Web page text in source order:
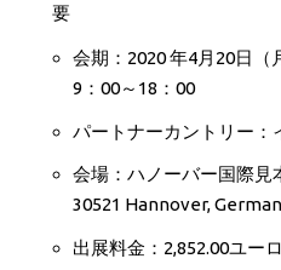
要
会期：2020 年4月20日
9：00～18：00
パートナーカントリー：
会場：ハノーバー国際見
30521 Hannover,
出展料金：2,852.00ユー